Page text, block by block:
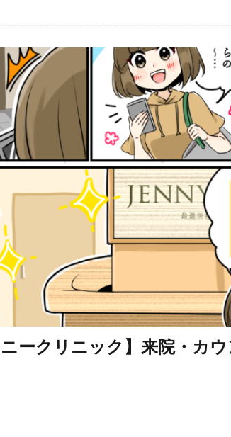
ークリニック】来院・カ